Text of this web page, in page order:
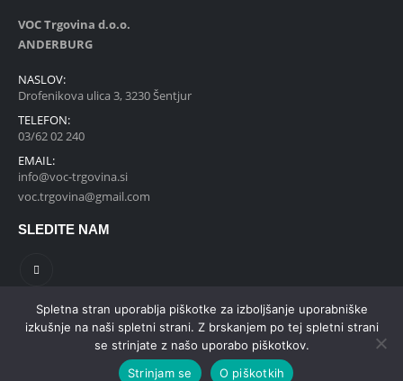
VOC Trgovina d.o.o.
ANDERBURG
NASLOV:
Drofenikova ulica 3, 3230 Šentjur
TELEFON:
03/62 02 240
EMAIL:
info@voc-trgovina.si
voc.trgovina@gmail.com
SLEDITE NAM
© VOC Trgovina ANDERBURG, 2021
Spletna stran uporablja piškotke za izboljšanje uporabniške
izkušnje na naši spletni strani. Z brskanjem po tej spletni strani
se strinjate z našo uporabo piškotkov.
Strinjam se
O piškotkih